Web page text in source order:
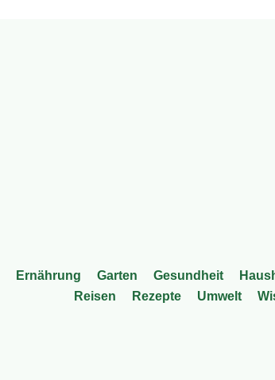
Ernäh­rung Gar­ten Gesund­heit
Rei­sen
Rezep­te Umwelt